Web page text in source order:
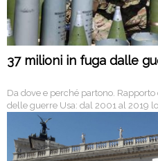
37 milioni in fuga dalle
Da dove e perché partono.
delle guerre Usa: dal 2001 al 2019
dall’Iraq alla Siria, fino
resto dell’Africa, si toccano i 59
gli effetti sono duraturi:
radicalizzazione e fame